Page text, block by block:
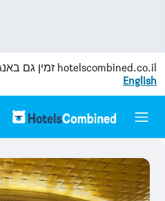
hotelscombined.co.il זמין גם
English